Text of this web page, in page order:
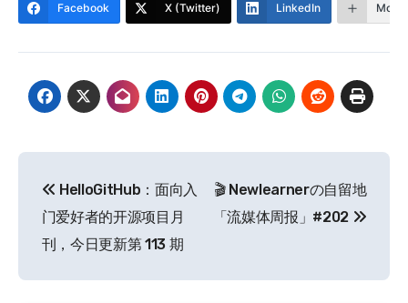
Facebook X (Twitter) LinkedIn More
章
导
航
HelloGitHub：面向入
门爱好者的开源项目月
刊，今日更新第 113 期
🎬 Newlearnerの自留地
「流媒体周报」#202